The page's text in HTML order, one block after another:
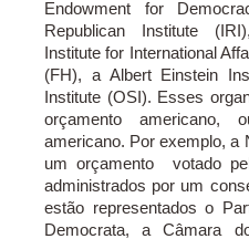
Endowment for
Republican Institute
Institute for International
(FH), a Albert Einstein
Institute (OSI). Esses
orçamento americano,
americano. Por exemplo, a
um orçamento votado
administrados por um
estão representados o
Democrata, a Câmara